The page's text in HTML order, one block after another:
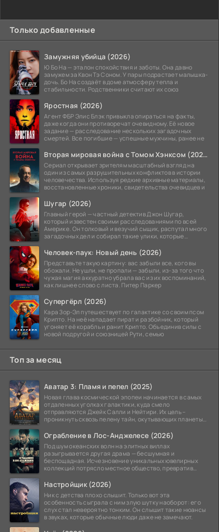
Только добавленные
Замужняя убийца (2026)
Ю Бо На — эталон спокойствия и заботы. Она давно
замужем за Квон Тэ Соном. У пары подрастает малышка-
дочь. Бо На создаёт в доме атмосферу тепла и
стабильности. Родственники считают их союз
Яростная (2026)
Агент ФБР Элис Блэк привыкла опираться на факты,
даже когда они противоречат очевидному. Её новое
задание — расследование нескольких загадочных
смертей. Все погибшие — успешные мужчины, ранее не
Вторая мировая война с Томом Хэнксом (2026)
Сериал открывает зрителям масштабный взгляд на
один из самых разрушительных конфликтов в истории
человечества. Используя редкие архивные материалы,
восстановленные хроники, свидетельства очевидцев и
Шугар (2026)
Главный герой — частный детектив Джон Шугар,
который известен своими расследованиями по всей
Америке. Он толковый и везучий сыщик, распутал много
загадочных дел и собирал такие улики, которые
Человек-паук: Новый день (2026)
Представьте такую картину: вас забыли все, кого вы
обожали. Не ушли, не пропали — забыли, из-за того что
чужая магия аккуратно убрала вас из их воспоминаний,
как лишнее слово с листа. Питер Паркер
Супергёрл (2026)
Кара Зор-Эл путешествует по галактике со своим псом
Крипто. На неё нападает пират и разбойник, который
угоняет её корабль и ранит Крипто. Объединив силы с
новой подругой и союзницей Рути, семью
Топ за месяц
Аватар 3: Пламя и пепел (2025)
Новая глава космической эпопеи начинается в самых
отдаленных уголках галактики, куда смело
отправляются Джейк Салли и Нейтири. Их цель –
проникнуть сквозь пелену тайн, окутывающих планеты
Ограбление в Лос-Анджелесе (2026)
Под шум океанских волн на элитных виллах
разыгрывается другая драма — бесшумная и
беспощадная. Исчезновение уникальных ювелирных
коллекций потрясло местное общество, превратив
Настройщик (2026)
Ник с детства плохо слышит. Только вот эта
особенность сыграла с ним злую шутку наоборот: его
слух стал невероятно тонким. Он слышит такие нюансы
в звуках, которые обычные люди даже не замечают.